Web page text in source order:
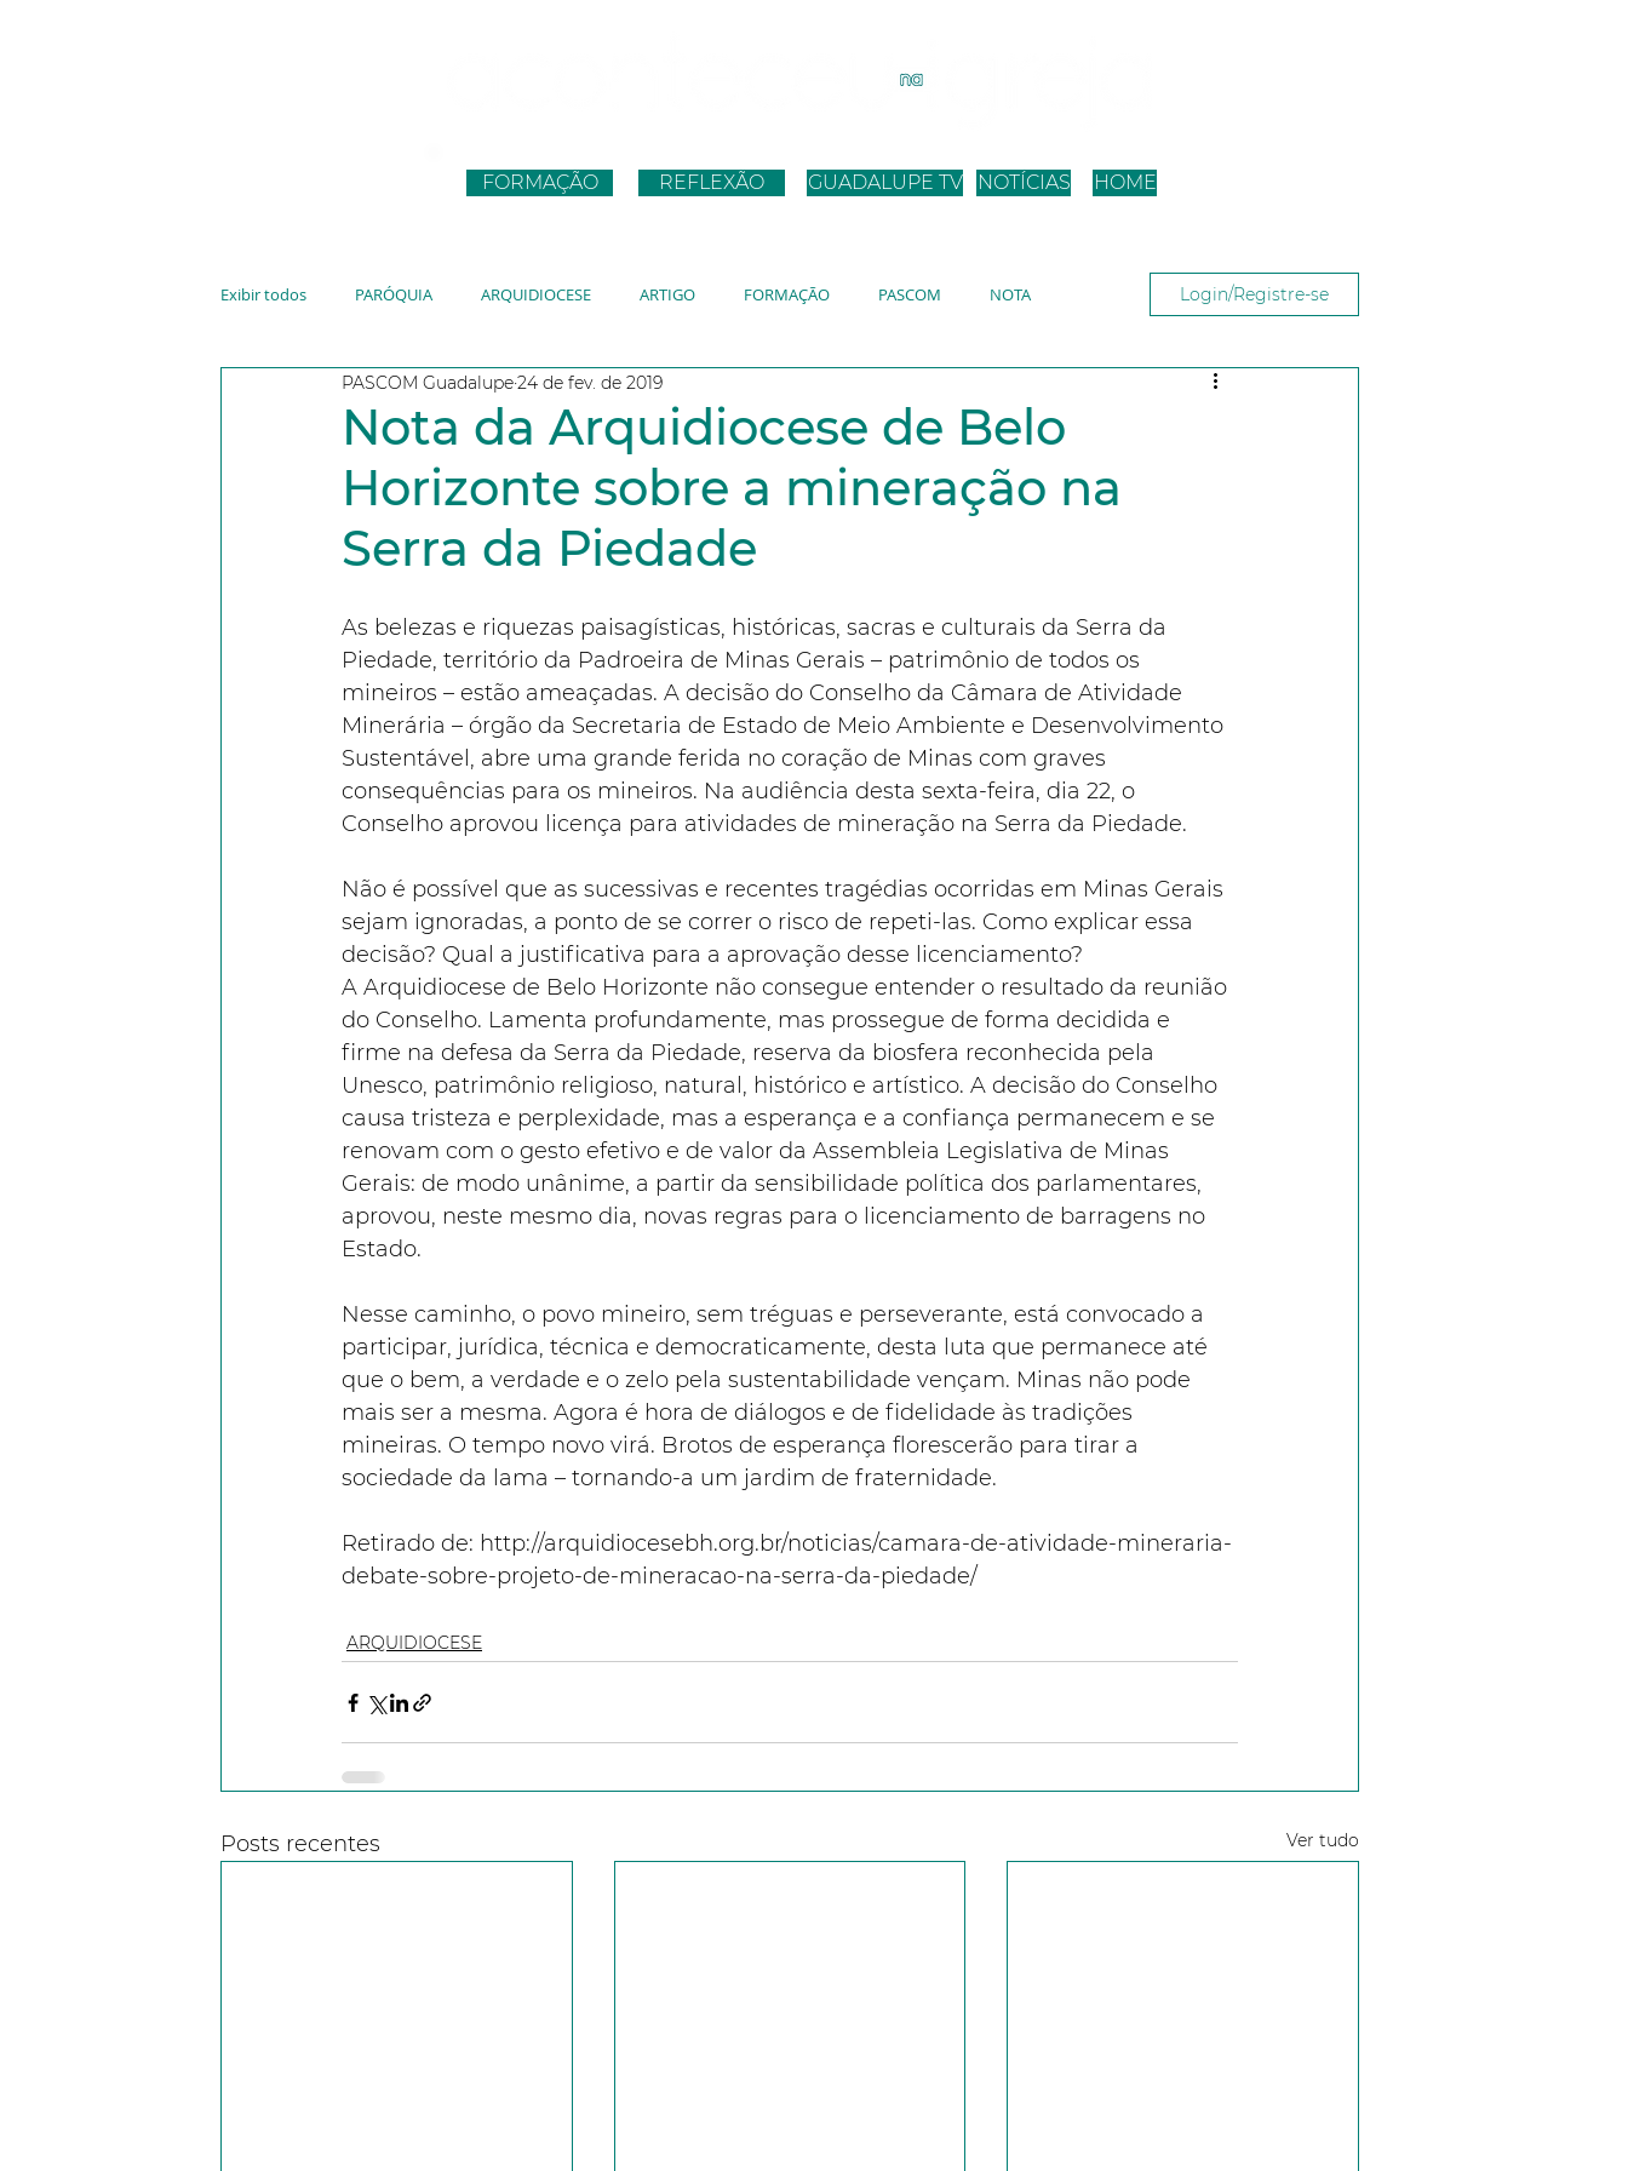
FORMAÇÃO REFLEXÃO GUADALUPE TV NOTÍCIAS HOME
Exibir todos PARÓQUIA ARQUIDIOCESE ARTIGO FORMAÇÃO PASCOM NOTA
JUVENTUDE VATICANO JMJ
Login/Registre-se
Nota da Arquidiocese de Belo
Horizonte sobre a mineração na
Serra da Piedade
PASCOM Guadalupe24 de fev. de 2019
As belezas e riquezas paisagísticas, históricas, sacras e culturais da Serra da
Piedade, território da Padroeira de Minas Gerais – patrimônio de todos os
mineiros – estão ameaçadas. A decisão do Conselho da Câmara de Atividade
Minerária – órgão da Secretaria de Estado de Meio Ambiente e Desenvolvimento
Sustentável, abre uma grande ferida no coração de Minas com graves
consequências para os mineiros. Na audiência desta sexta-feira, dia 22, o
Conselho aprovou licença para atividades de mineração na Serra da Piedade.
Não é possível que as sucessivas e recentes tragédias ocorridas em Minas Gerais
sejam ignoradas, a ponto de se correr o risco de repeti-las. Como explicar essa
decisão? Qual a justificativa para a aprovação desse licenciamento?
A Arquidiocese de Belo Horizonte não consegue entender o resultado da reunião
do Conselho. Lamenta profundamente, mas prossegue de forma decidida e
firme na defesa da Serra da Piedade, reserva da biosfera reconhecida pela
Unesco, patrimônio religioso, natural, histórico e artístico. A decisão do Conselho
causa tristeza e perplexidade, mas a esperança e a confiança permanecem e se
renovam com o gesto efetivo e de valor da Assembleia Legislativa de Minas
Gerais: de modo unânime, a partir da sensibilidade política dos parlamentares,
aprovou, neste mesmo dia, novas regras para o licenciamento de barragens no
Estado.
Nesse caminho, o povo mineiro, sem tréguas e perseverante, está convocado a
participar, jurídica, técnica e democraticamente, desta luta que permanece até
que o bem, a verdade e o zelo pela sustentabilidade vençam. Minas não pode
mais ser a mesma. Agora é hora de diálogos e de fidelidade às tradições
mineiras. O tempo novo virá. Brotos de esperança florescerão para tirar a
sociedade da lama – tornando-a um jardim de fraternidade.
Retirado de: http://arquidiocesebh.org.br/noticias/camara-de-atividade-mineraria-
debate-sobre-projeto-de-mineracao-na-serra-da-piedade/
ARQUIDIOCESE
Posts recentes Ver tudo